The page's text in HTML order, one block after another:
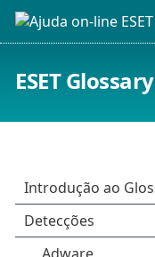
ESET Glossary